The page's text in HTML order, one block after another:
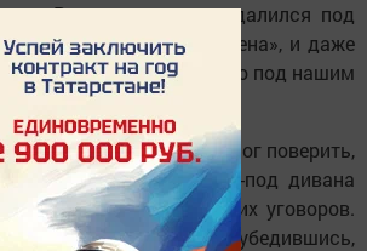
и Ричи в смятении удалился под
«смутные времена», и даже
дела выходил только под нашим
Ричи, казалось, не мог поверить,
закончился. Из-под дивана
только после долгих уговоров.
всю квартиру и, убедившись,